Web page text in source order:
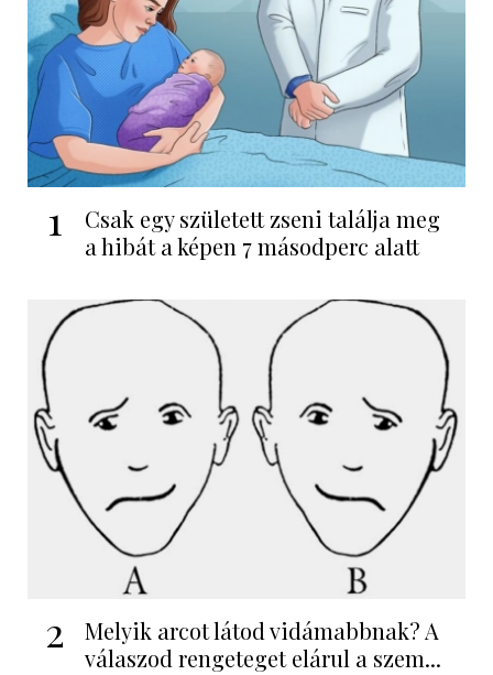
1
Csak egy született zseni találja meg
a hibát a képen 7 másodperc alatt
2
Melyik arcot látod vidámabbnak? A
válaszod rengeteget elárul a szem...